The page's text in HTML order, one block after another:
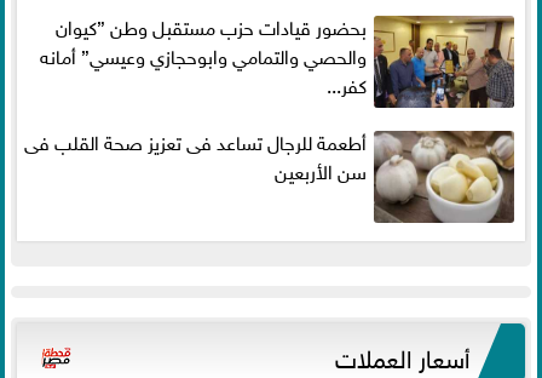
بحضور قيادات حزب مستقبل وطن ”كيوان
والحصي والتمامي وابوحجازي وعيسي” أمانه
كفر...
أطعمة للرجال تساعد فى تعزيز صحة القلب فى
سن الأربعين
أسعار العملات